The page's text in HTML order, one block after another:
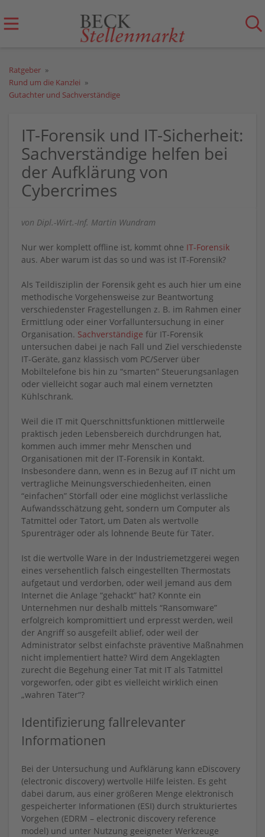
Ratgeber
Rund um die Kanzlei
Gutachter und Sachverständige
IT-Forensik und IT-Sicherheit:
Sachverständige helfen bei
der Aufklärung von
Cybercrimes
von Dipl.-Wirt.-Inf. Martin Wundram
Nur wer komplett offline ist, kommt ohne IT-Forensik
aus. Aber warum ist das so und was ist IT-Forensik?
Als Teildisziplin der Forensik geht es auch hier um eine
methodische Vorgehensweise zur Beantwortung
verschiedenster Fragestellungen z. B. im Rahmen einer
Ermittlung oder einer Vorfalluntersuchung in einer
Organisation. Sachverständige für IT-Forensik
untersuchen dabei je nach Fall und Ziel verschiedenste
IT-Geräte, ganz klassisch vom PC/Server über
Mobiltelefone bis hin zu “smarten” Steuerungsanlagen
oder vielleicht sogar auch mal einem vernetzten
Kühlschrank.
Weil die IT mit Querschnittsfunktionen mittlerweile
praktisch jeden Lebensbereich durchdrungen hat,
kommen auch immer mehr Menschen und
Organisationen mit der IT-Forensik in Kontakt.
Insbesondere dann, wenn es in Bezug auf IT nicht um
vertragliche Meinungsverschiedenheiten, einen
“einfachen” Störfall oder eine möglichst verlässliche
Aufwandsschätzung geht, sondern um Computer als
Tatmittel oder Tatort, um Daten als wertvolle
Spurenträger oder als lohnende Beute für Täter.
Ist die wertvolle Ware in der Industriemetzgerei wegen
eines versehentlich falsch eingestellten Thermostats
aufgetaut und verdorben, oder weil jemand aus dem
Internet die Anlage “gehackt” hat? Konnte ein
Unternehmen nur deshalb mittels “Ransomware”
erfolgreich kompromittiert und erpresst werden, weil
der Angriff so ausgefeilt ablief, oder weil der
Administrator selbst einfachste präventive Maßnahmen
nicht implementiert hatte? Wird dem Angeklagten
zurecht die Begehung einer Tat mit IT als Tatmittel
vorgeworfen, oder gibt es vielleicht wirklich einen
„wahren Täter“?
Identifizierung fallrelevanter
Informationen
Bei der Untersuchung und Aufklärung kann eDiscovery
(electronic discovery) wertvolle Hilfe leisten. Es geht
dabei darum, aus einer größeren Menge elektronisch
gespeicherter Informationen (ESI) durch strukturiertes
Vorgehen (EDRM – electronic discovery reference
model) und unter Nutzung geeigneter Werkzeuge